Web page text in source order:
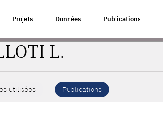
Projets Données Publications
L.
utilisées Publications